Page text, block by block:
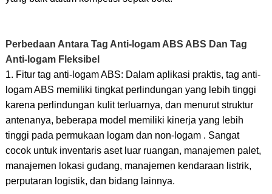
Perbedaan Antara Tag Anti-logam ABS ABS Dan Tag
Anti-logam Fleksibel
1. Fitur tag anti-logam ABS: Dalam aplikasi praktis, tag anti-
logam ABS memiliki tingkat perlindungan yang lebih tinggi
karena perlindungan kulit terluarnya, dan menurut struktur
antenanya, beberapa model memiliki kinerja yang lebih
tinggi pada permukaan logam dan non-logam . Sangat
cocok untuk inventaris aset luar ruangan, manajemen palet,
manajemen lokasi gudang, manajemen kendaraan listrik,
perputaran logistik, dan bidang lainnya.